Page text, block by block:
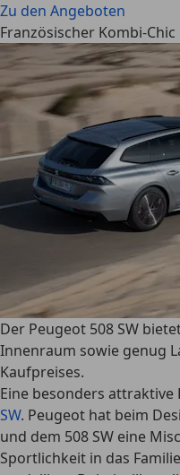
Zu den Angeboten
Französischer Kombi-Chic
Der Peugeot 508 SW
Innenraum sowie genug
Kaufpreises.
Eine besonders attraktive
SW. Peugeot hat beim
und dem 508 SW eine
Sportlichkeit in das